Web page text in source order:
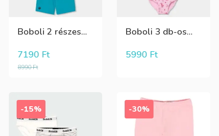
Boboli 2 részes...
8990Ft
7190 Ft
Boboli 3 db-os...
5990 Ft
-15% -30%